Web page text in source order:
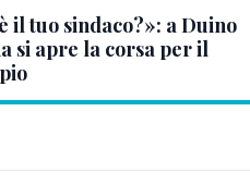
il tuo sindaco?»: a Duino
si apre la corsa per il